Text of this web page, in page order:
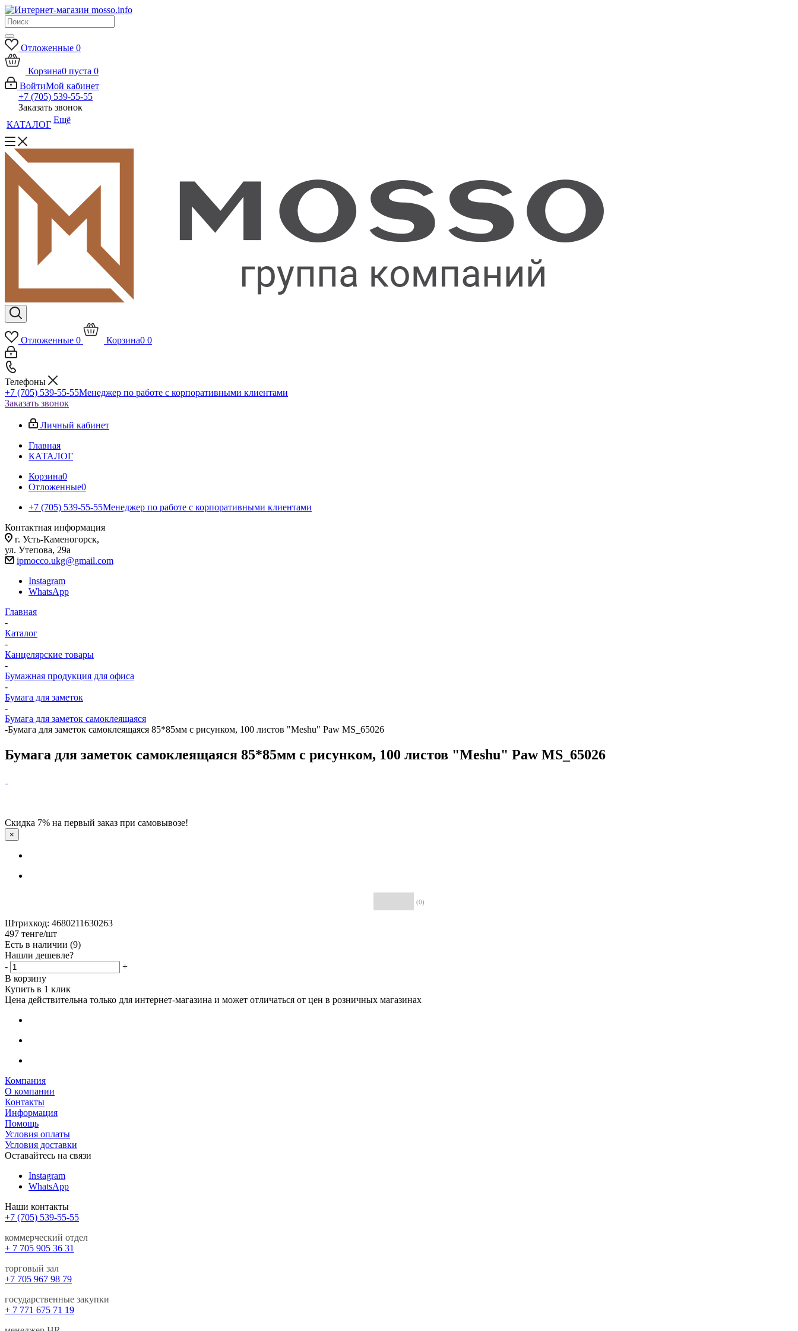
Отложенные 0
Корзина0 пуста 0
ВойтиМой кабинет
+7 (705) 539-55-55
Заказать звонок
КАТАЛОГ Ещё
Отложенные 0 Корзина0 0
Телефоны
+7 (705) 539-55-55Менеджер по работе с корпоративными клиентами
Заказать звонок
Личный кабинет
Главная
КАТАЛОГ
Корзина0
Отложенные0
+7 (705) 539-55-55Менеджер по работе с корпоративными клиентами
Контактная информация
г. Усть-Каменогорск,
ул. Утепова, 29а
ipmocco.ukg@gmail.com
Instagram
WhatsApp
Главная
-
Каталог
-
Канцелярские товары
-
Бумажная продукция для офиса
-
Бумага для заметок
-
Бумага для заметок самоклеящаяся
-Бумага для заметок самоклеящаяся 85*85мм с рисунком, 100 листов "Meshu" Paw MS_65026
Бумага для заметок самоклеящаяся 85*85мм с рисунком, 100 листов "Meshu" Paw MS_65026
Скидка 7% на первый заказ при самовывозе!
×
(0)
Штрихкод: 4680211630263
497 тенге/шт
Есть в наличии (9)
Нашли дешевле?
-
+
В корзину
Купить в 1 клик
Цена действительна только для интернет-магазина и может отличаться от цен в розничных магазинах
Компания
О компании
Контакты
Информация
Помощь
Условия оплаты
Условия доставки
Оставайтесь на связи
Instagram
WhatsApp
Наши контакты
+7 (705) 539-55-55
коммерческий отдел
+ 7 705 905 36 31
торговый зал
+7 705 967 98 79
государственные закупки
+ 7 771 675 71 19